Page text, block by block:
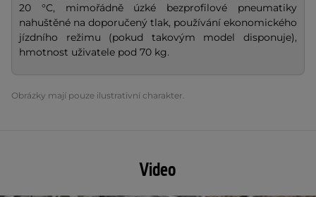
20 °C, mimořádně úzké bezprofilové pneumatiky
nahuštěné na doporučený tlak, používání ekonomického
jízdního režimu (pokud takovým model disponuje),
hmotnost uživatele pod 70 kg.
Obrázky mají pouze ilustrativní charakter.
Video